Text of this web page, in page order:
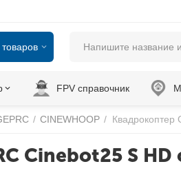
товаров
FPV справочник
/ CINEWHOOP / Квадрокоптер
Cinebot25 S HD